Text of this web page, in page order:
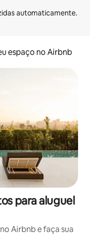
espaço no Airbnb
para aluguel
Airbnb e faça sua